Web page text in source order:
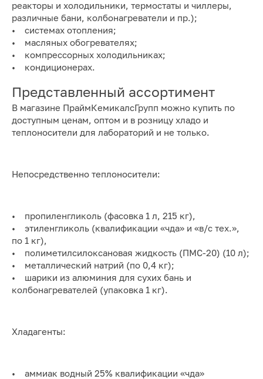
реакторы и холодильники, термостаты и чиллеры,
различные бани, колбонагреватели и пр.);
• системах отопления;
• масляных обогревателях;
• компрессорных холодильниках;
• кондиционерах.
Представленный ассортимент
В магазине ПраймКемикалсГрупп можно купить по
доступным ценам, оптом и в розницу хладо и
теплоносители для лабораторий и не только.
Непосредственно теплоносители:
• пропиленгликоль (фасовка 1 л, 215 кг),
• этиленгликоль (квалификации «чда» и «в/с тех.»,
по 1 кг),
• полиметилсилоксановая жидкость (ПМС-20) (10 л);
• металлический натрий (по 0,4 кг);
• шарики из алюминия для сухих бань и
колбонагревателей (упаковка 1 кг).
Хладагенты:
• аммиак водный 25% квалификации «чда»